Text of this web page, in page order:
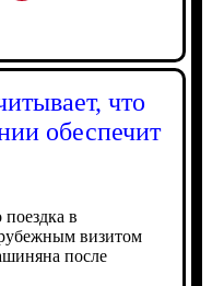
что
обеспечит
в
визитом
после